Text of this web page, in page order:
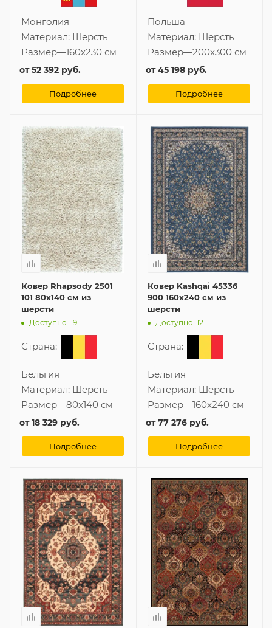
Монголия
Материал: Шерсть
Размер—160x230 см
от52 392 руб.
Подробнее
Польша
Материал: Шерсть
Размер—200x300 см
от45 198 руб.
Подробнее
Ковер Rhapsody 2501
101 80x140 см из
шерсти
Доступно: 19
Страна:
Бельгия
Материал: Шерсть
Размер—80x140 см
от18 329 руб.
Подробнее
Ковер Kashqai 45336
900 160x240 см из
шерсти
Доступно: 12
Страна:
Бельгия
Материал: Шерсть
Размер—160x240 см
от77 276 руб.
Подробнее